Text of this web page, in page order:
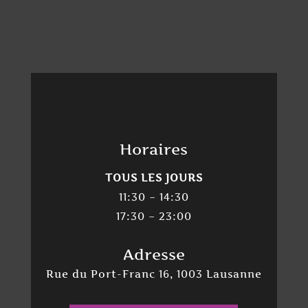
Horaires
TOUS LES JOURS
11:30 – 14:30
17:30 – 23:00
Adresse
Rue du Port-Franc 16, 1003 Lausanne